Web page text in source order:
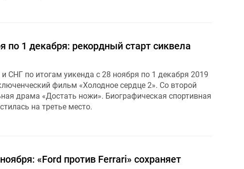
по 1 декабря: рекордный старт сиквела
СНГ по итогам уикенда с 28 ноября по 1 декабря 2019
фильм «Холодное сердце 2». Со второй
драма «Достать ножи». Биографическая спортивная
на третье место.
«Ford против Ferrari» сохраняет